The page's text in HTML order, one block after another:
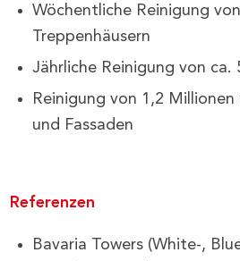
Wöchentliche Reinigung
Treppenhäusern
Jährliche Reinigung von ca.
Reinigung von 1,2
und Fassaden
Referenzen
Bavaria Towers (White-,